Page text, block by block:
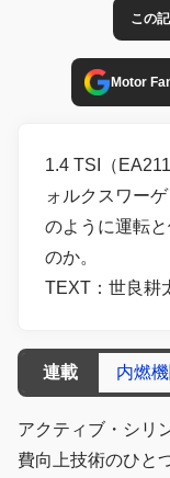
この
Motor
1.4 TSI（
ォルクスワー
のように運転
のか。
TEXT：世良耕
連載 内燃
アクティブ・シリ
費向上技術のひと